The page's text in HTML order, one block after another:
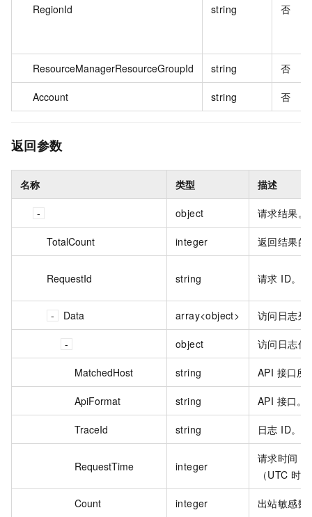
RegionId string 否
ResourceManagerResourceGroupId string 否
Account string 否
返回参数
名称 类型 描述
object 请求结果。
TotalCount integer 返回结果的
RequestId string 请求 ID。
Data array<object> 访问日志列
object 访问日志信
MatchedHost string API 接口所
ApiFormat string API 接口。
TraceId string 日志 ID。
RequestTime integer
请求时间，
（UTC 时
Count integer 出站敏感数